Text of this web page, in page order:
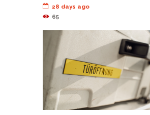
28 days ago
65